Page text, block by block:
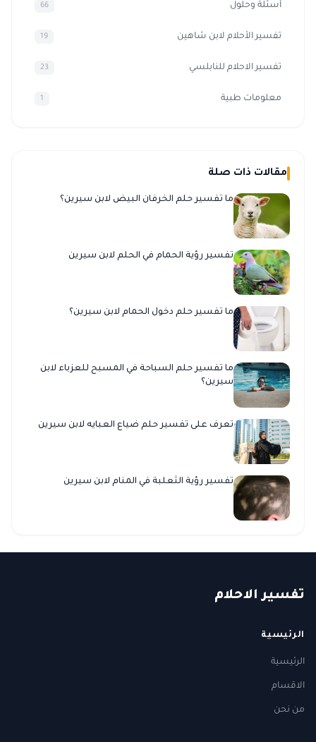
أسئلة وحلول 66
تفسير الأحلام لابن شاهين 19
تفسير الاحلام للنابلسي 23
معلومات طبية 1
مقالات ذات صلة
ما تفسير حلم الخرفان البيض لابن سيرين؟
تفسير رؤية الحمام في الحلم لابن سيرين
ما تفسير حلم دخول الحمام لابن سيرين؟
ما تفسير حلم السباحة في المسبح للعزباء لابن
سيرين؟
تعرف على تفسير حلم ضياع العبايه لابن سيرين
تفسير رؤية الثعلبة في المنام لابن سيرين
تفسير الاحلام
الرئيسية
الرئيسية
الاقسام
من نحن